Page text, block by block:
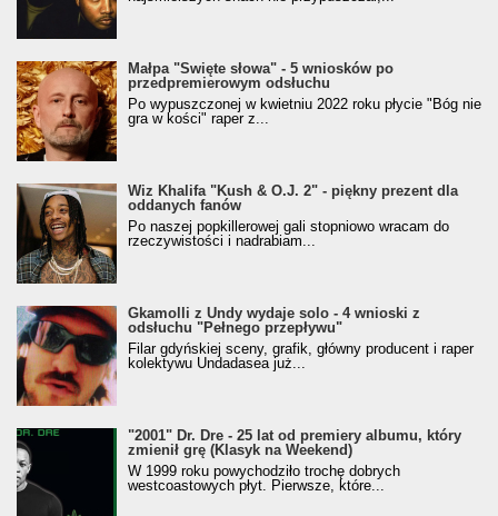
Małpa "Święte słowa" - 5 wniosków po
przedpremierowym odsłuchu
Po wypuszczonej w kwietniu 2022 roku płycie "Bóg nie
gra w kości" raper z...
Wiz Khalifa "Kush & O.J. 2" - piękny prezent dla
oddanych fanów
Po naszej popkillerowej gali stopniowo wracam do
rzeczywistości i nadrabiam...
Gkamolli z Undy wydaje solo - 4 wnioski z
odsłuchu "Pełnego przepływu"
Filar gdyńskiej sceny, grafik, główny producent i raper
kolektywu Undadasea już...
"2001" Dr. Dre - 25 lat od premiery albumu, który
zmienił grę (Klasyk na Weekend)
W 1999 roku powychodziło trochę dobrych
westcoastowych płyt. Pierwsze, które...